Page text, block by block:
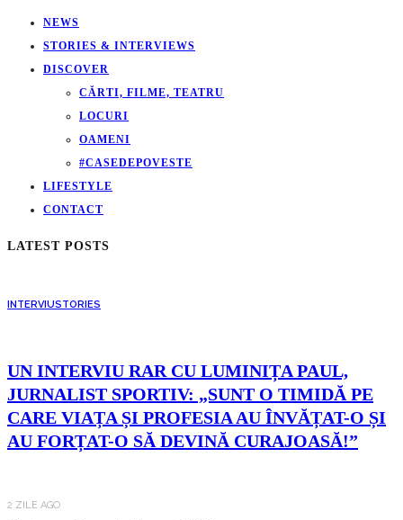
NEWS
STORIES & INTERVIEWS
DISCOVER
CĂRTI, FILME, TEATRU
LOCURI
OAMENI
#CASEDEPOVESTE
LIFESTYLE
CONTACT
LATEST POSTS
INTERVIUSTORIES
UN INTERVIU RAR CU LUMINIȚA PAUL,
JURNALIST SPORTIV: „SUNT O TIMIDĂ PE
CARE VIAȚA ȘI PROFESIA AU ÎNVĂȚAT-O ȘI
AU FORȚAT-O SĂ DEVINĂ CURAJOASĂ!”
2 ZILE AGO